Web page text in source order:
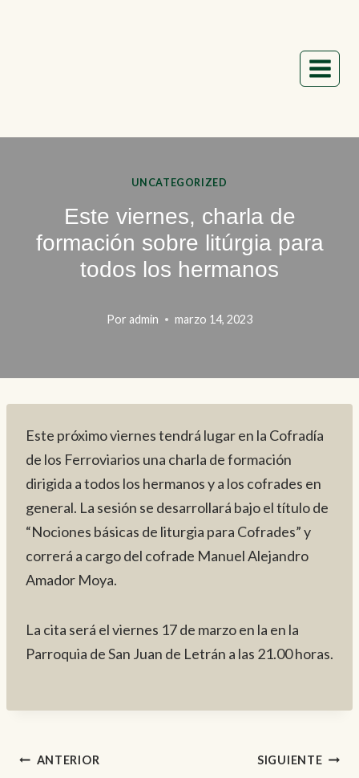
UNCATEGORIZED
Este viernes, charla de
formación sobre litúrgia para
todos los hermanos
Por admin marzo 14, 2023
Este próximo viernes tendrá lugar en la Cofradía
de los Ferroviarios una charla de formación
dirigida a todos los hermanos y a los cofrades en
general. La sesión se desarrollará bajo el título de
“Nociones básicas de liturgia para Cofrades” y
correrá a cargo del cofrade Manuel Alejandro
Amador Moya.
La cita será el viernes 17 de marzo en la en la
Parroquia de San Juan de Letrán a las 21.00 horas.
Navegación
ANTERIOR SIGUIENTE